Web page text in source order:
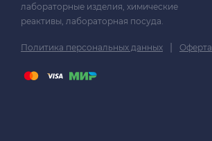
лабораторные изделия, химические
реактивы, лабораторная посуда.
Политика персональных данных | Оферта